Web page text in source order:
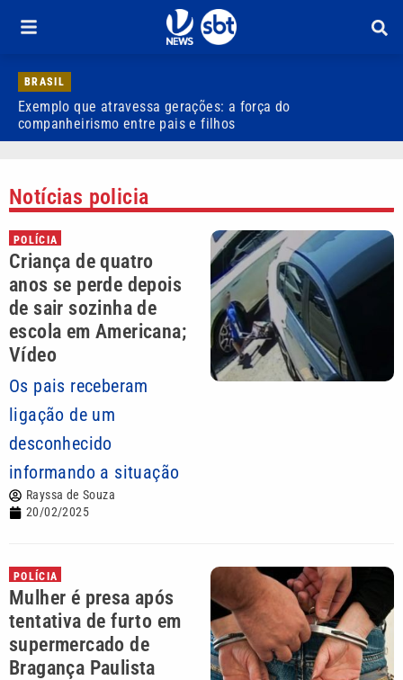
BRASIL
Exemplo que atravessa gerações: a força do
companheirismo entre pais e filhos
Notícias policia
POLÍCIA
Criança de quatro
anos se perde depois
de sair sozinha de
escola em Americana;
Vídeo
Os pais receberam
ligação de um
desconhecido
informando a situação
Rayssa de Souza
20/02/2025
POLÍCIA
Mulher é presa após
tentativa de furto em
supermercado de
Bragança Paulista